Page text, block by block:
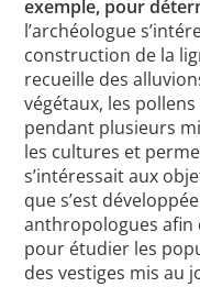
exemple, pour
l’archéologue
construction de la
recueille des
végétaux, les
pendant plusieurs
les cultures et
s’intéressait aux
que s’est
anthropologues afin
pour étudier les
des vestiges mis au